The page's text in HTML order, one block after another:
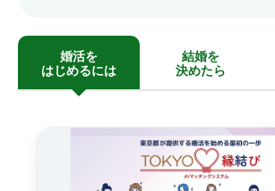
婚活を
はじめるには
結婚を
決めたら